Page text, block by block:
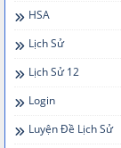
HSA
Lịch Sử
Lịch Sử 12
Login
Luyện Đề Lịch Sử